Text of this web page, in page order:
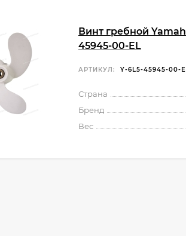
Винт гребной
45945-00-EL
АРТИКУЛ: Y-6L5-45945-00-
Страна
Бренд
Вес